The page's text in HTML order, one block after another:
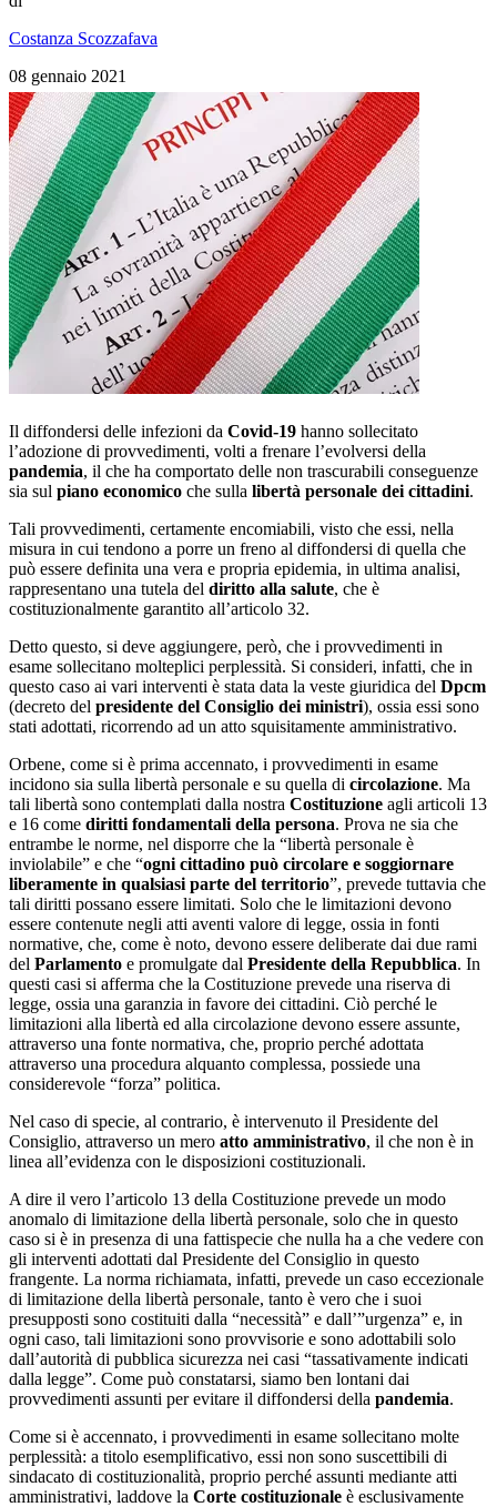
Costanza Scozzafava
08 gennaio 2021
Il diffondersi delle infezioni da Covid-19 hanno sollecitato
l’adozione di provvedimenti, volti a frenare l’evolversi della
pandemia, il che ha comportato delle non trascurabili conseguenze
sia sul piano economico che sulla libertà personale dei cittadini.
Tali provvedimenti, certamente encomiabili, visto che essi, nella
misura in cui tendono a porre un freno al diffondersi di quella che
può essere definita una vera e propria epidemia, in ultima analisi,
rappresentano una tutela del diritto alla salute, che è
costituzionalmente garantito all’articolo 32.
Detto questo, si deve aggiungere, però, che i provvedimenti in
esame sollecitano molteplici perplessità. Si consideri, infatti, che in
questo caso ai vari interventi è stata data la veste giuridica del Dpcm
(decreto del presidente del Consiglio dei ministri), ossia essi sono
stati adottati, ricorrendo ad un atto squisitamente amministrativo.
Orbene, come si è prima accennato, i provvedimenti in esame
incidono sia sulla libertà personale e su quella di circolazione. Ma
tali libertà sono contemplati dalla nostra Costituzione agli articoli 13
e 16 come diritti fondamentali della persona. Prova ne sia che
entrambe le norme, nel disporre che la “libertà personale è
inviolabile” e che “ogni cittadino può circolare e soggiornare
liberamente in qualsiasi parte del territorio”, prevede tuttavia che
tali diritti possano essere limitati. Solo che le limitazioni devono
essere contenute negli atti aventi valore di legge, ossia in fonti
normative, che, come è noto, devono essere deliberate dai due rami
del Parlamento e promulgate dal Presidente della Repubblica. In
questi casi si afferma che la Costituzione prevede una riserva di
legge, ossia una garanzia in favore dei cittadini. Ciò perché le
limitazioni alla libertà ed alla circolazione devono essere assunte,
attraverso una fonte normativa, che, proprio perché adottata
attraverso una procedura alquanto complessa, possiede una
considerevole “forza” politica.
Nel caso di specie, al contrario, è intervenuto il Presidente del
Consiglio, attraverso un mero atto amministrativo, il che non è in
linea all’evidenza con le disposizioni costituzionali.
A dire il vero l’articolo 13 della Costituzione prevede un modo
anomalo di limitazione della libertà personale, solo che in questo
caso si è in presenza di una fattispecie che nulla ha a che vedere con
gli interventi adottati dal Presidente del Consiglio in questo
frangente. La norma richiamata, infatti, prevede un caso eccezionale
di limitazione della libertà personale, tanto è vero che i suoi
presupposti sono costituiti dalla “necessità” e dall’”urgenza” e, in
ogni caso, tali limitazioni sono provvisorie e sono adottabili solo
dall’autorità di pubblica sicurezza nei casi “tassativamente indicati
dalla legge”. Come può constatarsi, siamo ben lontani dai
provvedimenti assunti per evitare il diffondersi della pandemia.
Come si è accennato, i provvedimenti in esame sollecitano molte
perplessità: a titolo esemplificativo, essi non sono suscettibili di
sindacato di costituzionalità, proprio perché assunti mediante atti
amministrativi, laddove la Corte costituzionale è esclusivamente